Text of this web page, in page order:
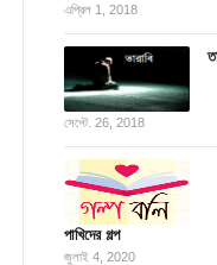
এপ্রিল 1, 2018
সেপ্টে. 26, 2018
পাখিদের গল্প
জুলাই 4, 2020